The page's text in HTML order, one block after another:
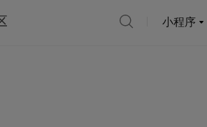
小程序